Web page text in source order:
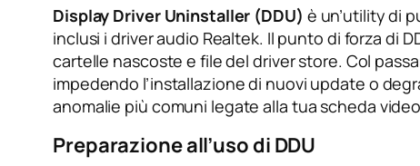
Display Driver Uninstaller (DDU) è un’utility di
inclusi i driver audio Realtek. Il punto di forza di
cartelle nascoste e file del driver store. Col
impedendo l’installazione di nuovi update o
anomalie più comuni legate alla tua scheda
Preparazione all’uso di DDU